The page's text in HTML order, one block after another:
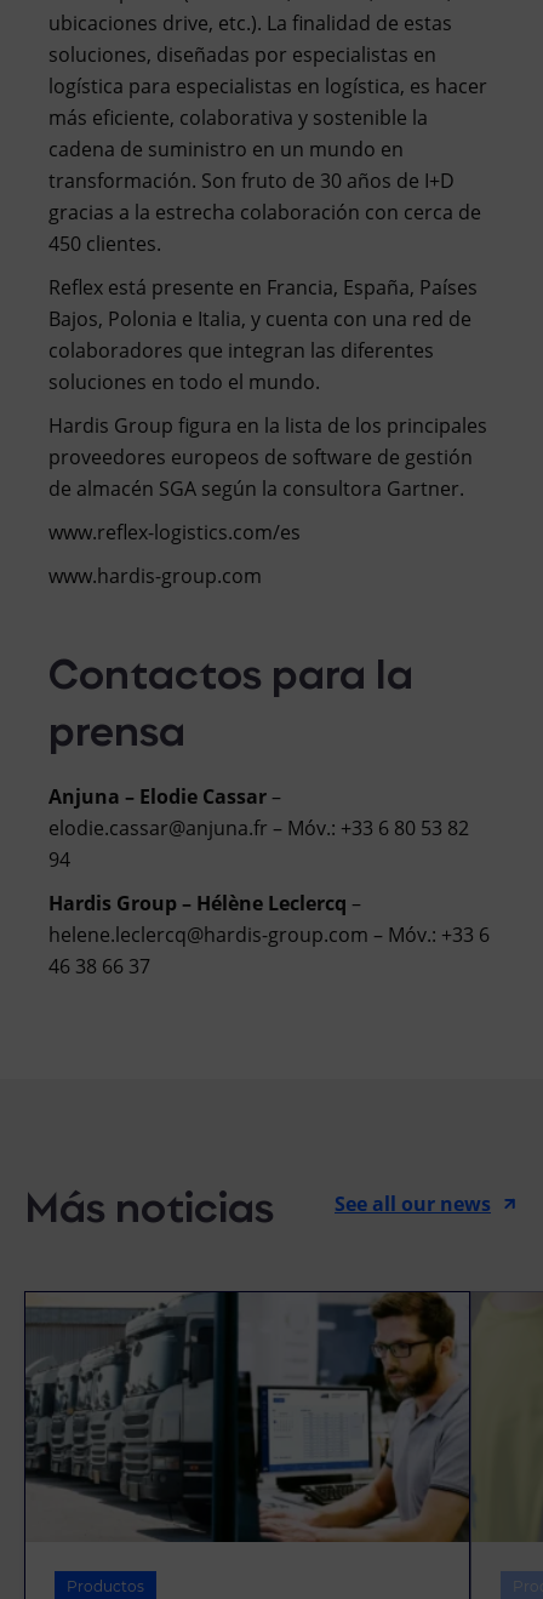
ubicaciones drive, etc.). La finalidad de estas
soluciones, diseñadas por especialistas en
logística para especialistas en logística, es hacer
más eficiente, colaborativa y sostenible la
cadena de suministro en un mundo en
transformación. Son fruto de 30 años de I+D
gracias a la estrecha colaboración con cerca de
450 clientes.
Reflex está presente en Francia, España, Países
Bajos, Polonia e Italia, y cuenta con una red de
colaboradores que integran las diferentes
soluciones en todo el mundo.
Hardis Group figura en la lista de los principales
proveedores europeos de software de gestión
de almacén SGA según la consultora Gartner.
www.reflex-logistics.com/es
www.hardis-group.com
Contactos para la
prensa
Anjuna – Elodie Cassar–
elodie.cassar@anjuna.fr – Móv.: +33 6 80 53 82
94
Hardis Group – Hélène Leclercq –
helene.leclercq@hardis-group.com – Móv.: +33 6
46 38 66 37
Más noticias See all our news
Productos